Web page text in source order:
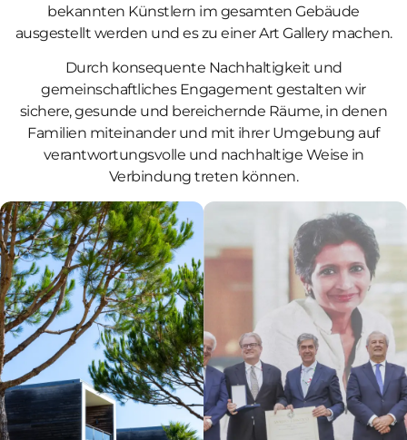
bekannten Künstlern im gesamten Gebäude
ausgestellt werden und es zu einer Art Gallery machen.
Durch konsequente Nachhaltigkeit und
gemeinschaftliches Engagement gestalten wir
sichere, gesunde und bereichernde Räume, in denen
Familien miteinander und mit ihrer Umgebung auf
verantwortungsvolle und nachhaltige Weise in
Verbindung treten können.